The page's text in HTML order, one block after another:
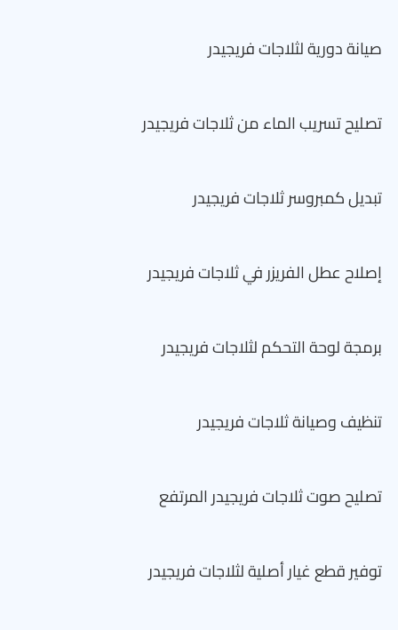
صيانة دورية لثلاجات فريجيدر
تصليح تسريب الماء من ثلاجات فريجيدر
تبديل كمبروسر ثلاجات فريجيدر
إصلاح عطل الفريزر في ثلاجات فريجيدر
برمجة لوحة التحكم لثلاجات فريجيدر
تنظيف وصيانة ثلاجات فريجيدر
تصليح صوت ثلاجات فريجيدر المرتفع
توفير قطع غيار أصلية لثلاجات فريجيدر